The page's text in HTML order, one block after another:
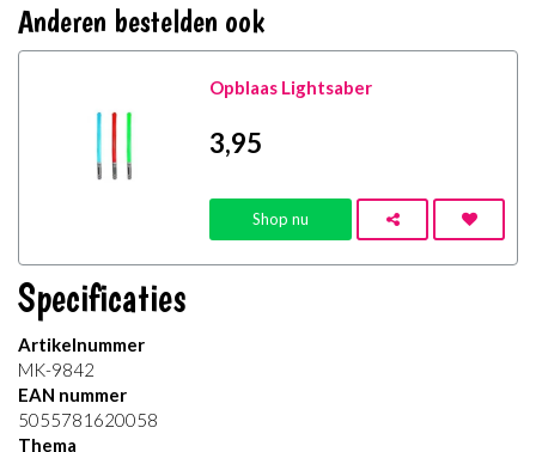
Anderen bestelden ook
Opblaas Lightsaber
3,95
Shop nu
Specificaties
Artikelnummer
MK-9842
EAN nummer
5055781620058
Thema